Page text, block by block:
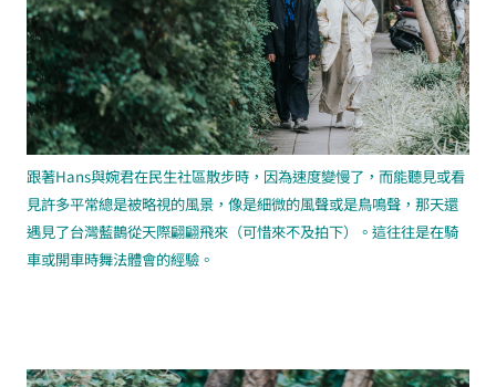
跟著Hans與婉君在民生社區散步時，因為速度變慢了，而能聽見或看
見許多平常總是被略視的風景，像是細微的風聲或是鳥鳴聲，那天還
遇見了台灣藍鵲從天際翩翩飛來（可惜來不及拍下）。這往往是在騎
車或開車時舞法體會的經驗。